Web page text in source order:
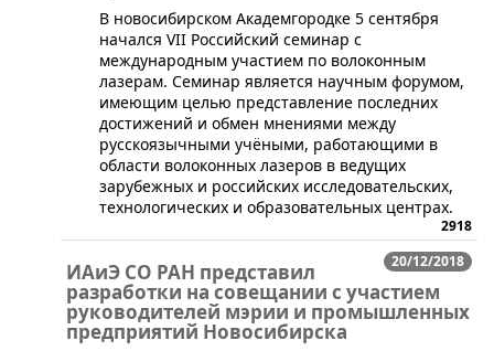
В новосибирском Академгородке 5 сентября
начался VII Российский семинар с
международным участием по волоконным
лазерам. Семинар является научным форумом,
имеющим целью представление последних
достижений и обмен мнениями между
русскоязычными учёными, работающими в
области волоконных лазеров в ведущих
зарубежных и российских исследовательских,
технологических и образовательных центрах.
2918
20/12/2018
ИАиЭ СО РАН представил
разработки на совещании с участием
руководителей мэрии и промышленных
предприятий Новосибирска